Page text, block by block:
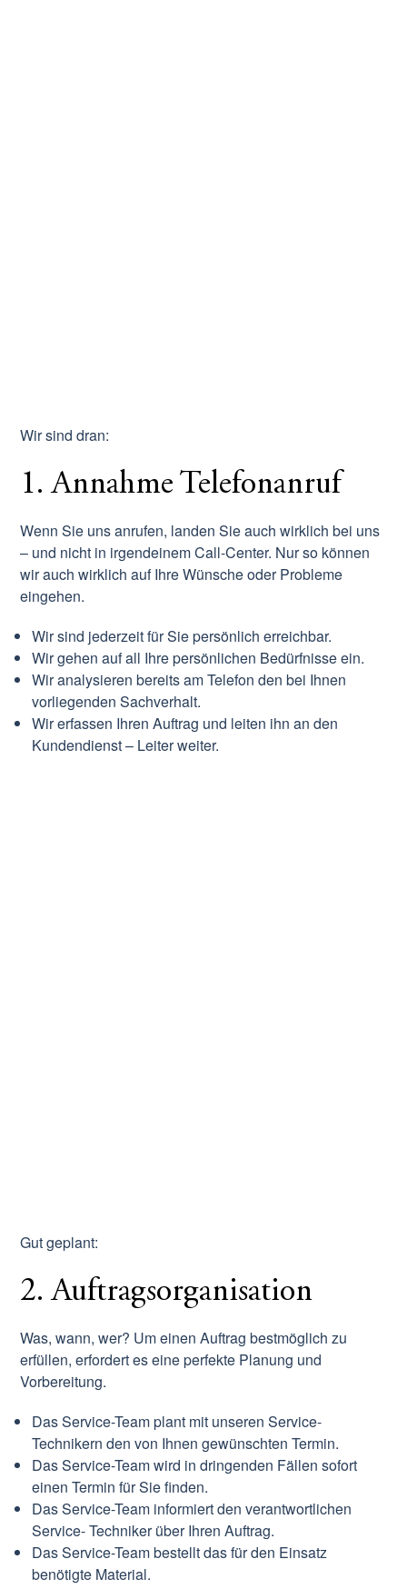
Wir sind dran:
1. Annahme Telefonanruf
Wenn Sie uns anrufen, landen Sie auch wirklich bei uns
– und nicht in irgendeinem Call-Center. Nur so können
wir auch wirklich auf Ihre Wünsche oder Probleme
eingehen.
Wir sind jederzeit für Sie persönlich erreichbar.
Wir gehen auf all Ihre persönlichen Bedürfnisse ein.
Wir analysieren bereits am Telefon den bei Ihnen
vorliegenden Sachverhalt.
Wir erfassen Ihren Auftrag und leiten ihn an den
Kundendienst – Leiter weiter.
Gut geplant:
2. Auftragsorganisation
Was, wann, wer? Um einen Auftrag bestmöglich zu
erfüllen, erfordert es eine perfekte Planung und
Vorbereitung.
Das Service-Team plant mit unseren Service-
Technikern den von Ihnen gewünschten Termin.
Das Service-Team wird in dringenden Fällen sofort
einen Termin für Sie finden.
Das Service-Team informiert den verantwortlichen
Service- Techniker über Ihren Auftrag.
Das Service-Team bestellt das für den Einsatz
benötigte Material.